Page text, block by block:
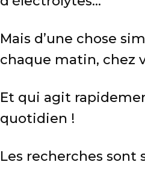
Mais d’une chose
chaque matin, chez
Et qui agit
quotidien !
Les recherches sont